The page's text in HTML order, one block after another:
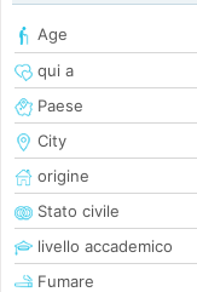
Age
qui a
Paese
City
origine
Stato civile
livello accademico
Fumare